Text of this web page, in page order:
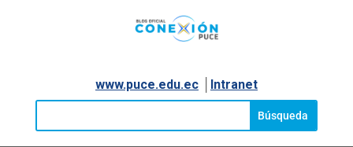
www.puce.edu.ec│ Intranet